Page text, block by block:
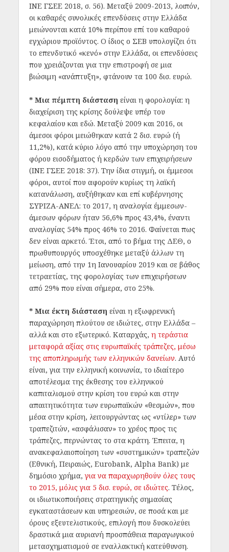
ΙΝΕ ΓΣΕΕ 2018, σ. 56). Μεταξύ 2009-2013, λοιπόν,
οι καθαρές συνολικές επενδύσεις στην Ελλάδα
μειώνονται κατά 10% περίπου επί του καθαρού
εγχώριου προϊόντος. Ο ίδιος ο ΣΕΒ υπολογίζει ότι
το επενδυτικό «κενό» στην Ελλάδα, οι επενδύσεις
που χρειάζονται για την επιστροφή σε μια
βιώσιμη «ανάπτυξη», φτάνουν τα 100 δισ. ευρώ.
* Μια πέμπτη διάσταση είναι η φορολογία: η
διαχείριση της κρίσης δούλεψε υπέρ του
κεφαλαίου και εδώ. Μεταξύ 2009 και 2016, οι
άμεσοι φόροι μειώθηκαν κατά 2 δισ. ευρώ (ή
11,2%), κατά κύριο λόγο από την υποχώρηση του
φόρου εισοδήματος ή κερδών των επιχειρήσεων
(ΙΝΕ ΓΣΕΕ 2018: 37). Την ίδια στιγμή, οι έμμεσοι
φόροι, αυτοί που αφορούν κυρίως τη λαϊκή
κατανάλωση, αυξήθηκαν και επί κυβέρνησης
ΣΥΡΙΖΑ-ΑΝΕΛ: το 2017, η αναλογία έμμεσων-
άμεσων φόρων ήταν 56,6% προς 43,4%, έναντι
αναλογίας 54% προς 46% το 2016. Φαίνεται πως
δεν είναι αρκετό. Έτσι, από το βήμα της ΔΕΘ, ο
πρωθυπουργός υποσχέθηκε μεταξύ άλλων τη
μείωση, από την 1η Ιανουαρίου 2019 και σε βάθος
τετραετίας, της φορολογίας των επιχειρήσεων
από 29% που είναι σήμερα, στο 25%.
* Μια έκτη διάσταση είναι η εξωφρενική
παραχώρηση πλούτου σε ιδιώτες, στην Ελλάδα –
αλλά και στο εξωτερικό. Καταρχάς, η τεράστια
μεταφορά αξίας στις ευρωπαϊκές τράπεζες, μέσω
της αποπληρωμής των ελληνικών δανείων. Αυτό
είναι, για την ελληνική κοινωνία, το ιδιαίτερο
αποτέλεσμα της έκθεσης του ελληνικού
καπιταλισμού στην κρίση του ευρώ και στην
απαιτητικότητα των ευρωπαϊκών «θεσμών», που
μέσα στην κρίση, λειτουργώντας ως «ντίλερ» των
τραπεζιτών, «ασφάλισαν» το χρέος προς τις
τράπεζες, περνώντας το στα κράτη. Έπειτα, η
ανακεφαλαιοποίηση των «συστημικών» τραπεζών
(Εθνική, Πειραιώς, Eurobank, Alpha Bank) με
δημόσιο χρήμα,για να παραχωρηθούν όλες τους
το 2015, μόλις για 5 δισ. ευρώ, σε ιδιώτες. Τέλος,
οι ιδιωτικοποιήσεις στρατηγικής σημασίας
εγκαταστάσεων και υπηρεσιών, σε ποσά και με
όρους εξευτελιστικούς, επιλογή που δυσκολεύει
δραστικά μια αυριανή προσπάθεια παραγωγικού
μετασχηματισμού σε εναλλακτική κατεύθυνση.